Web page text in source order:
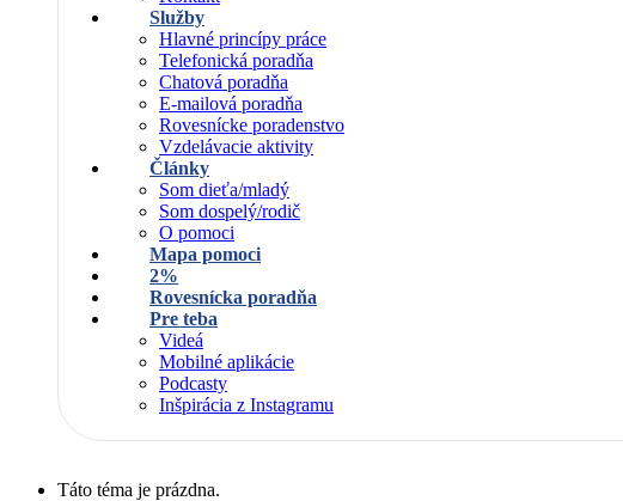
Služby
Hlavné princípy práce
Telefonická poradňa
Chatová poradňa
E-mailová poradňa
Rovesnícke poradenstvo
Vzdelávacie aktivity
Články
Som dieťa/mladý
Som dospelý/rodič
O pomoci
Mapa pomoci
2%
Rovesnícka poradňa
Pre teba
Videá
Mobilné aplikácie
Podcasty
Inšpirácia z Instagramu
Táto téma je prázdna.